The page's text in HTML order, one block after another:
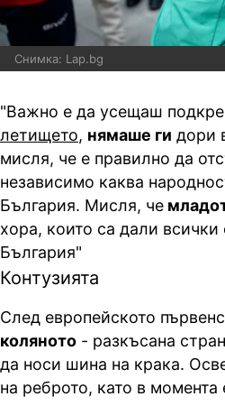
Снимка: Lap.bg
"Важно е да усещаш
летището, нямаше ги дори
мисля, че е правилно да
независимо каква
България. Мисля, че
хора, които са дали
България"
Контузията
След европейското
коляното - разкъсана
да носи шина на крака.
на реброто, като в